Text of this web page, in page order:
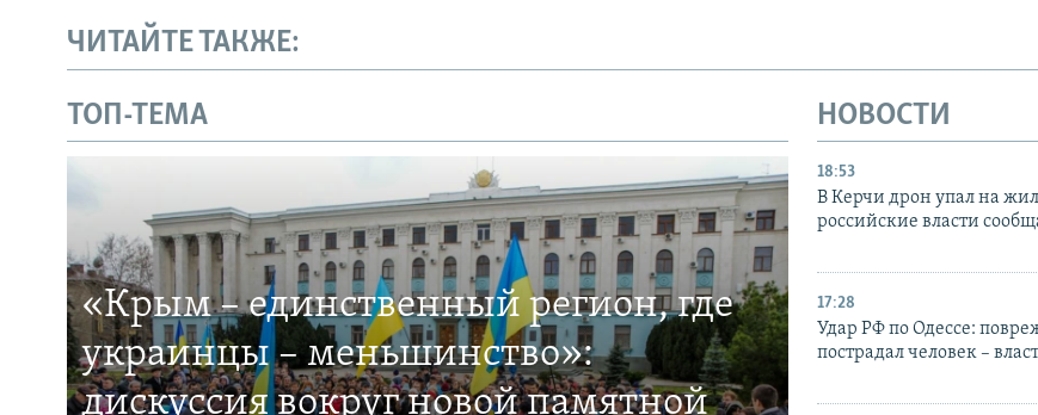
ЧИТАЙТЕ ТАКЖЕ:
ТОП-ТЕМА
«Крым – единственный регион, где
украинцы – меньшинство»:
дискуссия вокруг новой памятной
НОВОСТИ
18:53
В Керчи дрон упал на
российские власти
17:28
Удар РФ по Одессе:
пострадал человек –